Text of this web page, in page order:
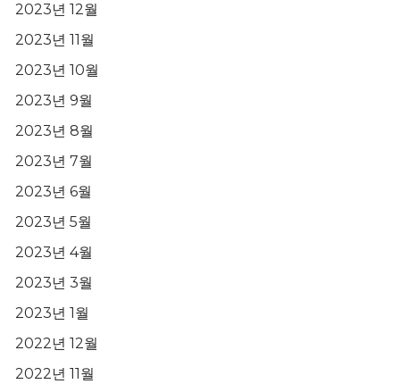
2023년 12월
2023년 11월
2023년 10월
2023년 9월
2023년 8월
2023년 7월
2023년 6월
2023년 5월
2023년 4월
2023년 3월
2023년 1월
2022년 12월
2022년 11월